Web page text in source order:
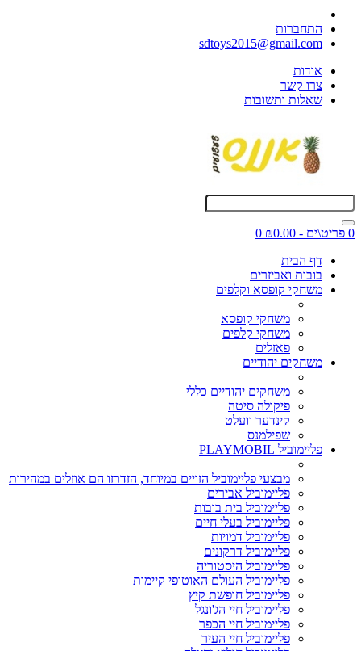
התחברות
sdtoys2015@gmail.com
אודות
צרו קשר
שאלות ותשובות
0 פריט\ים - ₪0.00
0
דף הבית
בובות ואביזרים
משחקי קופסא וקלפים
משחקי קופסא
משחקי קלפים
פאזלים
משחקים יהודיים
משחקים יהודיים כללי
פיקולה סיטה
קינדער וועלט
שפילמנס
פליימוביל PLAYMOBIL
מבצעי פליימוביל הזויים במיוחד, הזדרזו הם אוזלים במהירות
פליימוביל אבירים
פליימוביל בית בובות
פליימוביל בעלי חיים
פליימוביל דמויות
פליימוביל דרקונים
פליימוביל היסטוריה
פליימוביל העולם האוטופי קיימות
פליימוביל חופשת קיץ
פליימוביל חיי הג'ונגל
פליימוביל חיי הכפר
פליימוביל חיי העיר